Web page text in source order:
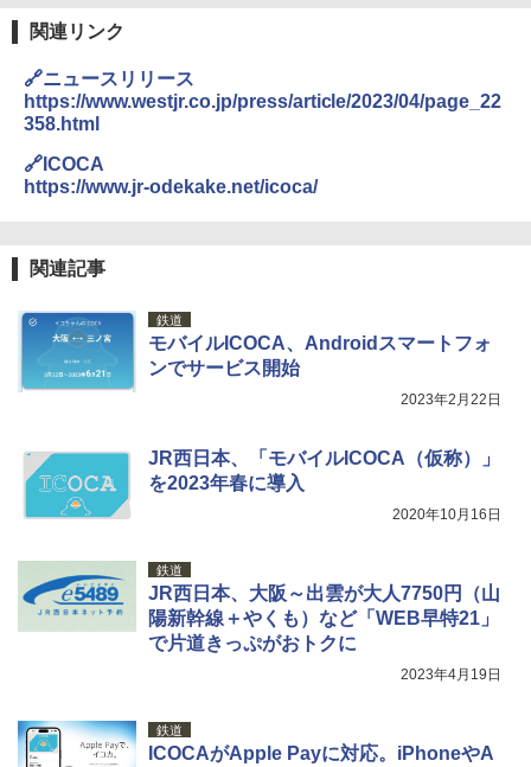
テント ワンタッチ RENEW 幅200 2-3人用 43
500002(88859)
￥9,990
[キャンパーズコレクション 山善] 傘みたいに
ッシュ 4人用 簡単設置 ポップアップテント P
ATCW-150B エクルベージュ
GRANDOOR ステンレス保冷剤 2個セット 2
026リニューアル 急速冷凍 空間倍増 衛生的
ア/オフィス/教育現場/展示会用 緑
￥1,180
ゴムボート 空気入れ 空気抜き 自動停止 過熱
保護 日光可読lcd 7種類ノズル付き
関連リンク
🔗ニュースリリース
https://www.westjr.co.jp/press/article/2023/04/page_22
358.html
🔗ICOCA
https://www.jr-odekake.net/icoca/
関連記事
鉄道
モバイルICOCA、Androidスマートフォ
ンでサービス開始
2023年2月22日
JR西日本、「モバイルICOCA（仮称）」
を2023年春に導入
2020年10月16日
鉄道
JR西日本、大阪～出雲が大人7750円（山
陽新幹線＋やくも）など「WEB早特21」
で片道きっぷがおトクに
2023年4月19日
鉄道
ICOCAがApple Payに対応。iPhoneやA